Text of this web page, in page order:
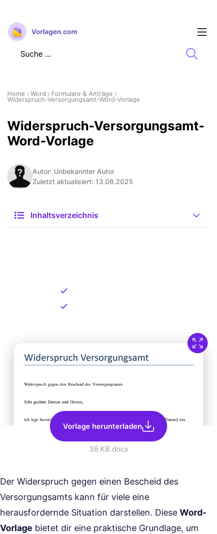
Zum
Inhalt
springen
Home Word
Formulare & Anträge
Widerspruch-Versorgungsamt-Word-Vorlage
Widerspruch-Versorgungsamt-
Word-Vorlage
Autor: Unbekannter Autor
Zuletzt aktualisiert: 13.08.2025
Inhaltsverzeichnis
Vorlage herunterladen
36 KB.docx
Der Widerspruch gegen einen Bescheid des
Versorgungsamts kann für viele eine
herausfordernde Situation darstellen. Diese Word-
Vorlage bietet dir eine praktische Grundlage, um